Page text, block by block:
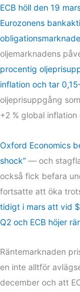
ECB höll den 19
Eurozonens
oljemarknadens
procentig
inflation och tar
oljeprisuppgång
+2 % global
Oxford Economics
shock” — och
också fick befara
fortsatte att öka
tidigt i mars att vid
Q2 och ECB höjer
Räntemarknaden
en inte alltför
december och att